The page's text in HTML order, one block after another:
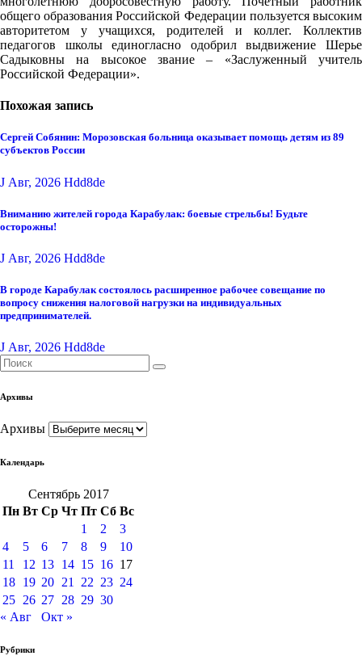
общего образования Российской Федерации пользуется высоким
авторитетом у учащихся, родителей и коллег. Коллектив
педагогов школы единогласно одобрил выдвижение Шерье
Садыковны на высокое звание – «Заслуженный учитель
Российской Федерации».
Похожая запись
Сергей Собянин: Морозовская больница оказывает помощь детям из 89
субъектов России
J Авг, 2026 Hdd8de
Вниманию жителей города Карабулак: боевые стрельбы! Будьте
осторожны!
J Авг, 2026 Hdd8de
В городе Карабулак состоялось расширенное рабочее совещание по
вопросу снижения налоговой нагрузки на индивидуальных
предпринимателей.
J Авг, 2026 Hdd8de
Архивы
Архивы
Календарь
Сентябрь 2017
Пн Вт Ср Чт Пт Сб Вс
1
2
3
4
5 6 7 8 9
10
11
12 13 14 15 16 17
18 19 20 21 22 23 24
25 26 27 28 29 30
« Авг
Окт »
Рубрики